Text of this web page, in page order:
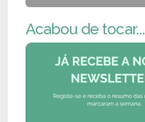
Acabou de tocar...